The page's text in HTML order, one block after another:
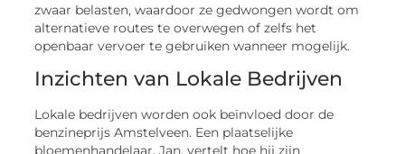
zwaar belasten, waardoor ze gedwongen wordt om
alternatieve routes te overwegen of zelfs het
openbaar vervoer te gebruiken wanneer mogelijk.
Inzichten van Lokale Bedrijven
Lokale bedrijven worden ook beïnvloed door de
benzineprijs Amstelveen. Een plaatselijke
bloemenhandelaar, Jan, vertelt hoe hij zijn